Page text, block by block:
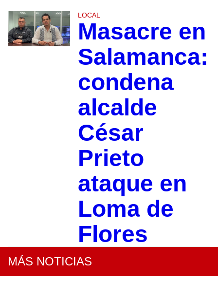
LOCAL
Masacre en
Salamanca:
condena
alcalde
César
Prieto
ataque en
Loma de
Flores
MÁS NOTICIAS